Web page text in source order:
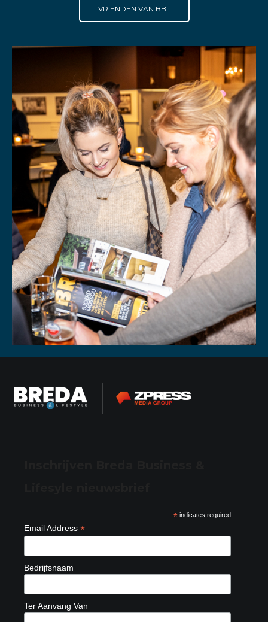
VRIENDEN VAN BBL
*indicates required
Email Address *
Bedrijfsnaam
Ter Aanvang Van